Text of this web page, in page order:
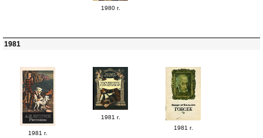
1980 г.
1981
1981 г.
1981 г.
1981 г.